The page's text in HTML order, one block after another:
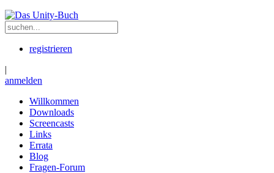
registrieren
|
anmelden
Willkommen
Downloads
Screencasts
Links
Errata
Blog
Fragen-Forum